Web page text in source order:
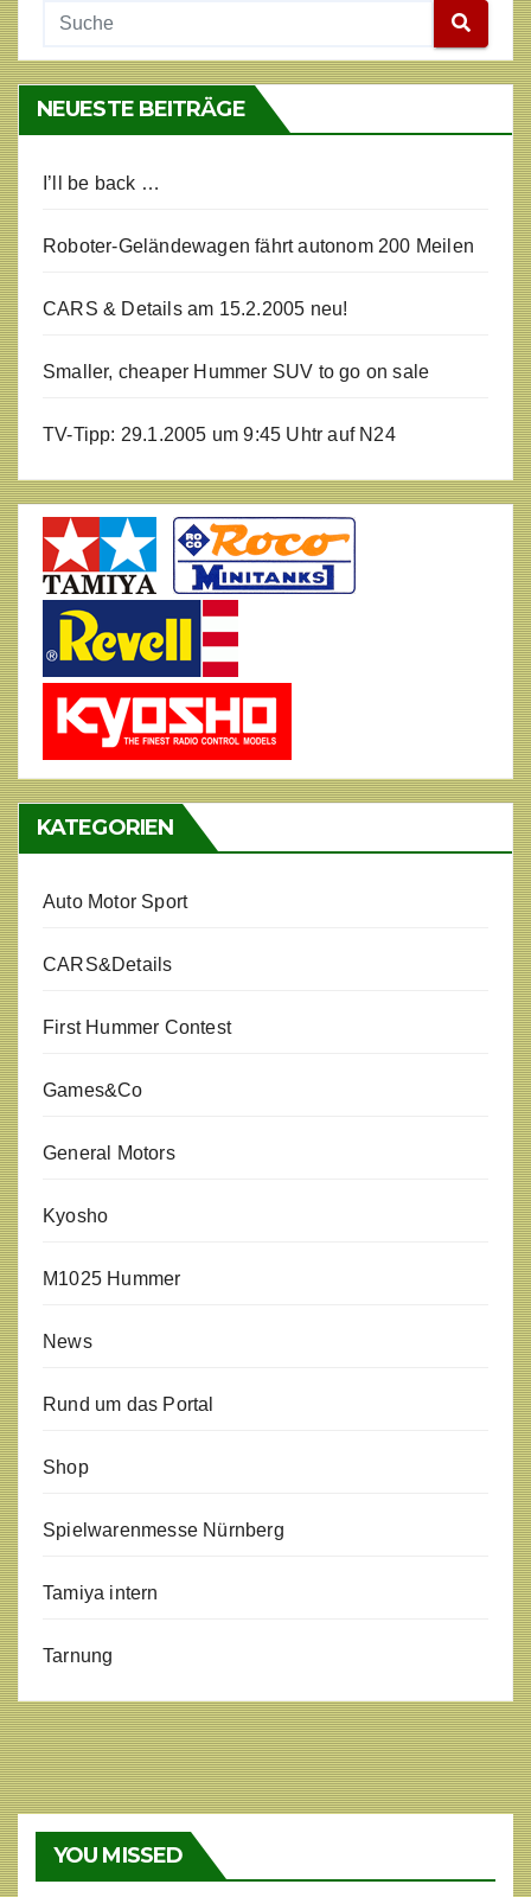
NEUESTE BEITRÄGE
I’ll be back …
Roboter-Geländewagen fährt autonom 200 Meilen
CARS & Details am 15.2.2005 neu!
Smaller, cheaper Hummer SUV to go on sale
TV-Tipp: 29.1.2005 um 9:45 Uhtr auf N24
KATEGORIEN
Auto Motor Sport
CARS&Details
First Hummer Contest
Games&Co
General Motors
Kyosho
M1025 Hummer
News
Rund um das Portal
Shop
Spielwarenmesse Nürnberg
Tamiya intern
Tarnung
YOU MISSED